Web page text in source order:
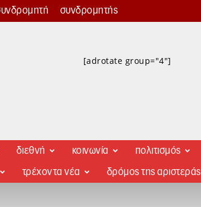
συνδρομητής
[adrotate group="4"]
διεθνή κοινωνία πολιτισμός
τρέχοντα νέα δρόμος της αριστεράς